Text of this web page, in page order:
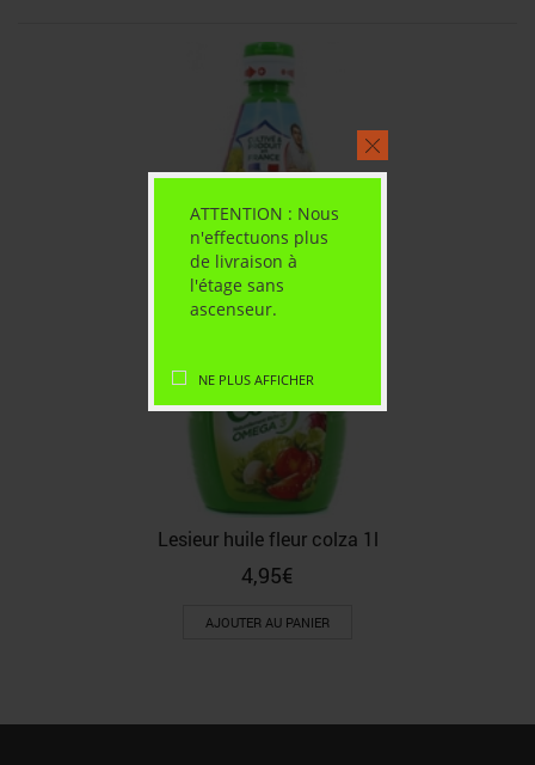
ATTENTION : Nous
n'effectuons plus
de livraison à
l'étage sans
ascenseur.
NE PLUS AFFICHER
Lesieur huile fleur colza 1l
4,95€
AJOUTER AU PANIER